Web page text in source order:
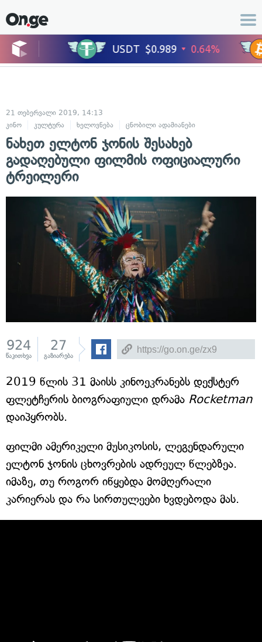
21 თებერვალი 2019, 14:13
კინო
კულტურა ხელოვნება ცნობილი ადამიანები
ნახეთ ელტონ ჯონის შესახებ
გადაღებული ფილმის ოფიციალური
ტრეილერი
924
წაკითხვა
27
გაზიარება
2019 წლის 31 მაისს კინოეკრანებს დექსტერ
ფლეტჩერის ბიოგრაფიული დრამა Rocketman
დაიპყრობს.
ფილმი ამერიკელი მუსიკოსის, ლეგენდარული
ელტონ ჯონის ცხოვრების ადრეულ წლებზეა.
იმაზე, თუ როგორ იწყებდა მომღერალი
კარიერას და რა სირთულეები ხვდებოდა მას.